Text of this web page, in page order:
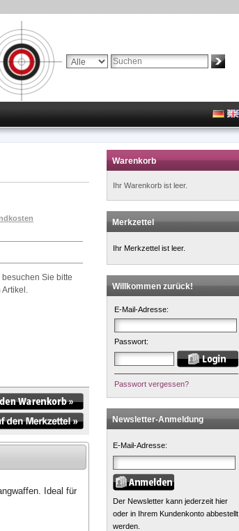
Sie bitte
Artikel.
Ideal für
Warenkorb
Ihr Warenkorb ist leer.
Merkzettel
Ihr Merkzettel ist leer.
Willkommen zurück!
E-Mail-Adresse:
Passwort:
Passwort vergessen?
Newsletter-Anmeldung
E-Mail-Adresse:
Der Newsletter kann jederzeit hier
oder in Ihrem Kundenkonto abbestellt
werden.